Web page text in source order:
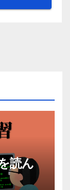
読ん